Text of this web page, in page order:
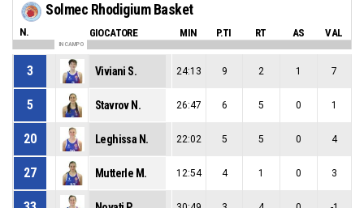
Solmec Rhodigium Basket
N. GIOCATORE MIN P.TI RT AS VAL
IN CAMPO
3 Viviani S. 24:13 9 2 1 7
5 Stavrov N. 26:47 6 5 0 1
20 Leghissa N. 22:02 5 5 0 4
27 Mutterle M. 12:54 4 1 0 3